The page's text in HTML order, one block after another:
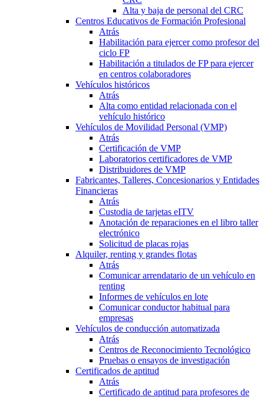
Alta y baja de personal del CRC
Centros Educativos de Formación Profesional
Atrás
Habilitación para ejercer como profesor del
ciclo FP
Habilitación a titulados de FP para ejercer
en centros colaboradores
Vehículos históricos
Atrás
Alta como entidad relacionada con el
vehículo histórico
Vehículos de Movilidad Personal (VMP)
Atrás
Certificación de VMP
Laboratorios certificadores de VMP
Distribuidores de VMP
Fabricantes, Talleres, Concesionarios y Entidades
Financieras
Atrás
Custodia de tarjetas eITV
Anotación de reparaciones en el libro taller
electrónico
Solicitud de placas rojas
Alquiler, renting y grandes flotas
Atrás
Comunicar arrendatario de un vehículo en
renting
Informes de vehículos en lote
Comunicar conductor habitual para
empresas
Vehículos de conducción automatizada
Atrás
Centros de Reconocimiento Tecnológico
Pruebas o ensayos de investigación
Certificados de aptitud
Atrás
Certificado de aptitud para profesores de